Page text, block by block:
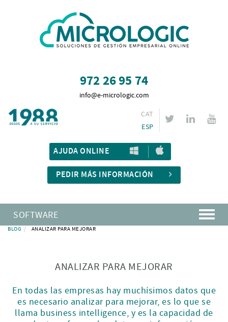
972 26 95 74
info@e-micrologic.com
CAT
ESP
AJUDA ONLINE
PEDIR MÁS INFORMACIÓN
SOFTWARE
BLOG ANALIZAR PARA MEJORAR
ANALIZAR PARA MEJORAR
En todas las empresas hay muchísimos datos que
es necesario analizar para mejorar, es lo que se
llama business intelligence, y es la capacidad de